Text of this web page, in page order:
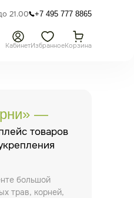
21.00 +7 495 777 8865
КабинетИзбранноеКорзина
—
товаров
большой
трав, корней,